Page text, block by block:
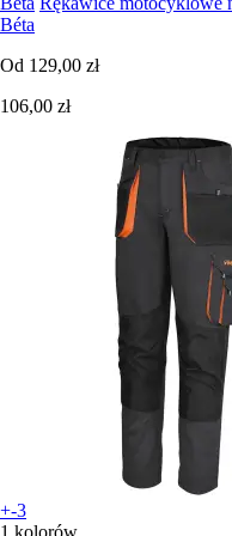
Béta
Od 129,00 zł
106,00 zł
+-3
1 kolorów